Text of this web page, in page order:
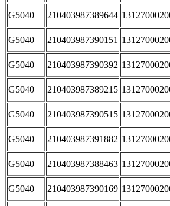
G5040 210403987389644
G5040 210403987390151
G5040 210403987390392
G5040 210403987389215
G5040 210403987390515
G5040 210403987391882
G5040 210403987388463
G5040 210403987390169